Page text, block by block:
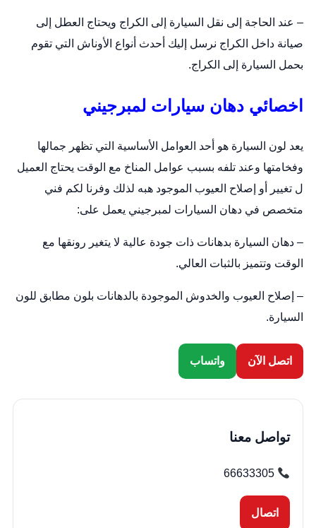
– عند الحاجة إلى نقل السيارة إلى الكراج ويحتاج العطل إلى
صيانة داخل الكراج نرسل إليك أحدث أنواع الأوناش التي تقوم
بحمل السيارة إلى الكراج.
اخصائي دهان سيارات لمبرجيني
يعد لون السيارة هو أحد العوامل الأساسية التي تظهر جمالها
وفخامتها وعند تلفه بسبب عوامل المناخ مع الوقت يحتاج العميل
ل تغيير أو إصلاح العيوب الموجود هبه لذلك وفرنا لكم فني
متخصص في دهان السيارات لمبرجيني يعمل على:
– دهان السيارة بدهانات ذات جودة عالية لا يتغير رونقها مع
الوقت وتتميز بالثبات العالي.
– إصلاح العيوب والخدوش الموجودة بالدهانات بلون مطابق للون
السيارة.
اتصل الآن واتساب
تواصل معنا
66633305
اتصال